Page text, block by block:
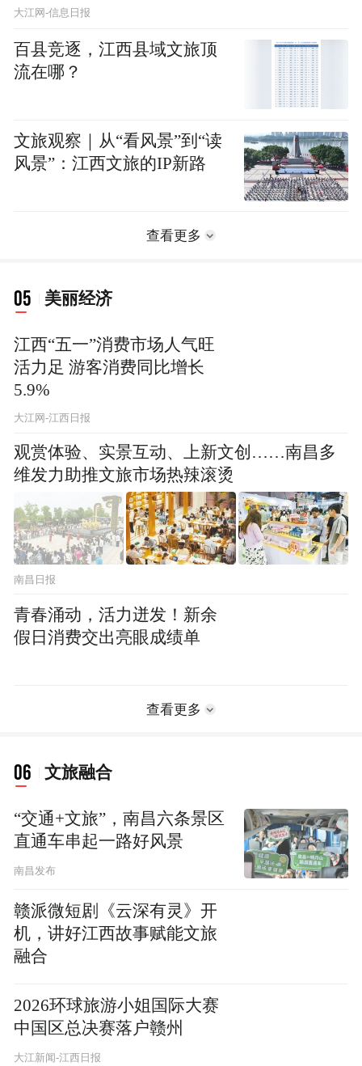
大江网-信息日报
百县竞逐，江西县域文旅顶
流在哪？
文旅观察｜从“看风景”到“读
风景”：江西文旅的IP新路
查看更多
05 美丽经济
江西“五一”消费市场人气旺
活力足 游客消费同比增长
5.9%
大江网-江西日报
观赏体验、实景互动、上新文创……南昌多
维发力助推文旅市场热辣滚烫
南昌日报
青春涌动，活力迸发！新余
假日消费交出亮眼成绩单
查看更多
06 文旅融合
“交通+文旅”，南昌六条景区
直通车串起一路好风景
南昌发布
赣派微短剧《云深有灵》开
机，讲好江西故事赋能文旅
融合
2026环球旅游小姐国际大赛
中国区总决赛落户赣州
大江新闻-江西日报